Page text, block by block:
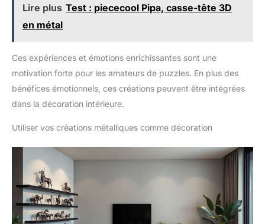
Lire plus Test : piececool Pipa, casse-tête 3D
en métal
Ces expériences et émotions enrichissantes sont une
motivation forte pour les amateurs de puzzles. En plus des
bénéfices émotionnels, ces créations peuvent être intégrées
dans la décoration intérieure.
Utiliser vos créations métalliques comme décoration